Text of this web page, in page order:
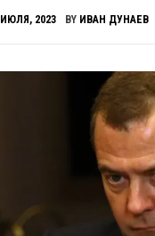
2023 BY ИВАН ДУНАЕВ